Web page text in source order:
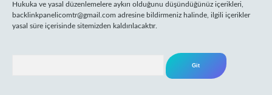
Hukuka ve yasal düzenlemelere aykırı olduğunu düşündüğünüz içerikleri,
backlinkpanelicomtr@gmail.com adresine bildirmeniz halinde, ilgili içerikler
yasal süre içerisinde sitemizden kaldırılacaktır.